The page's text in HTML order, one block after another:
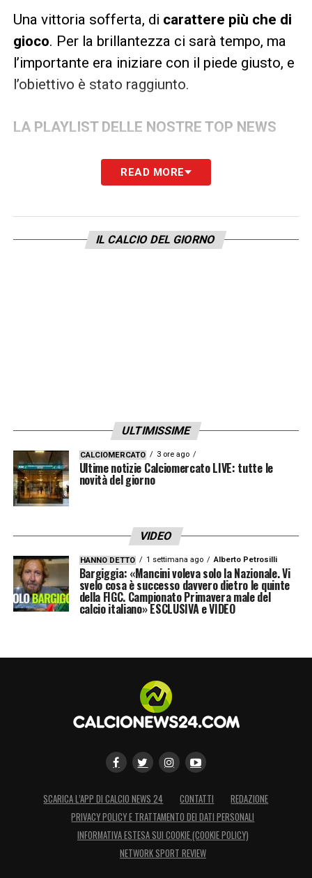
Una vittoria sofferta, di carattere più che di
gioco. Per la brillantezza ci sarà tempo, ma
l’importante era iniziare con il piede giusto, e
l’obiettivo è stato raggiunto.
LA PLAYLIST DELLE NOSTRE TOP NEWS
READ MORE
IL CALCIO DEL GIORNO
ULTIMISSIME
CALCIOMERCATO 3 ore ago
Ultime notizie Calciomercato LIVE: tutte le
novità del giorno
VIDEO
HANNO DETTO 1 settimana ago Alberto Petrosilli
Bargiggia: «Mancini voleva solo la Nazionale. Vi
svelo cosa è successo davvero dietro le quinte
della FIGC. Campionato Primavera male del
calcio italiano» ESCLUSIVA e VIDEO
SCARICA L’APP DI CALCIO NEWS 24 CONTATTI
REDAZIONE
PRIVACY POLICY E TRATTAMENTO DEI DATI PERSONALI
INFORMATIVA ESTESA SUI COOKIE (COOKIE POLICY)
NETWORK SPORT REVIEW